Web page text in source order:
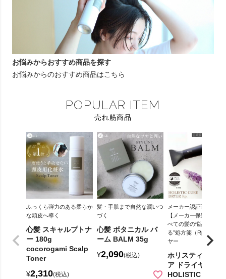
お悩みからおすすめ商品を探す
お悩みからのおすすめ商品はこちら
POPULAR ITEM
売れ筋商品
ふっくら弾力のある柔らか
な頭皮へ導く
心髪 スキャルプトナ
ー 180g
cocorogami Scalp
Toner
¥2,310 税込
髪・手肌まで自然な潤いつ
づく
心髪 ボタニカル バ
ーム BALM 35g
¥2,090 税込
メーカー認証正規販売
【メーカー保証1年間
べての髪の悩みに応え
る”処方箋（Rp.）”ドラ
ヤー
ホリスティックキ
ア ドライヤーRp.
HOLISTIC CURE